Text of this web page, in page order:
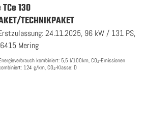
130
TECHNIKPAKET
24.11.2025, 96 kW / 131 PS,
Mering
kombiniert: 5,5 l/100km, CO₂-Emissionen
124 g/km, CO₂-Klasse: D